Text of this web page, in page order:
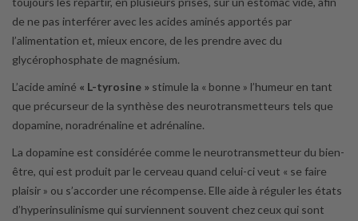
de ne pas interférer avec les acides aminés apportés par
l’alimentation et, mieux encore, de les prendre avec du
glycérophosphate de magnésium.
L’acide aminé « L-tyrosine » stimule la « bonne » l’humeur en tant
que précurseur de la synthèse des neurotransmetteurs tels que
dopamine, noradrénaline et adrénaline.
La dopamine est considérée comme le neurotransmetteur du bien-
être, qui est produit par le cerveau quand celui-ci veut « se faire
plaisir » ou s’accorder une récompense. Elle aide à réguler les états
d’hyperinsulinisme qui surviennent souvent chez ceux qui sont